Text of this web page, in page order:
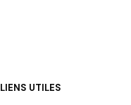
LIENS UTILES